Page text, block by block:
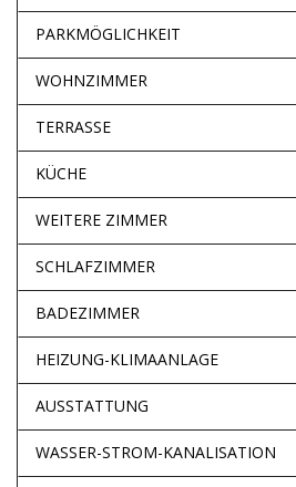
PARKMÖGLICHKEIT
WOHNZIMMER
TERRASSE
KÜCHE
WEITERE ZIMMER
SCHLAFZIMMER
BADEZIMMER
HEIZUNG-KLIMAANLAGE
AUSSTATTUNG
WASSER-STROM-KANALISATION